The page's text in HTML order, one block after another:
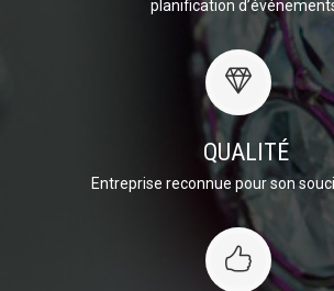
planification
QUALITÉ
Entreprise reconnue pour son